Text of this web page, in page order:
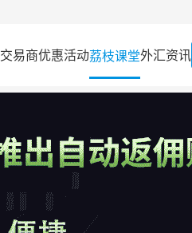
交易商优惠活动荔枝课堂外汇资讯